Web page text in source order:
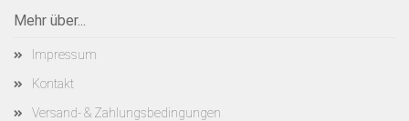
Mehr über...
Impressum
Kontakt
Versand- & Zahlungsbedingungen